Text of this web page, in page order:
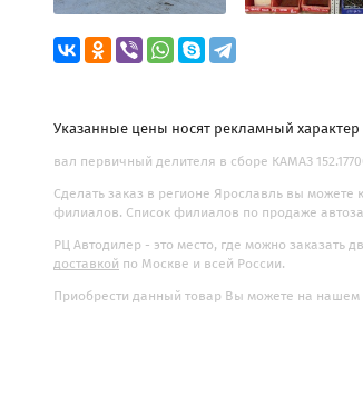
Указанные цены носят рекламный
вал первичный делителя в сборе КАМАЗ
Сделать заказ в регионе Ярославль вы можете
филиалов. Список филиалов по продаже
РЦ Автодилер - это место, где можно заказать
доставкой по Москве и всей России.
Приобрести данный товар Вы можете на нашем